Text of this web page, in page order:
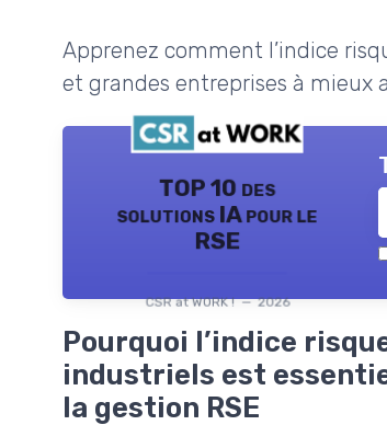
Apprenez comment l’indice
et grandes entreprises à mieux
TOP 10 des
solutions IA pour le
RSE
CSR at WORK ! — 2026
Pourquoi l’indice
industriels est
la gestion RSE